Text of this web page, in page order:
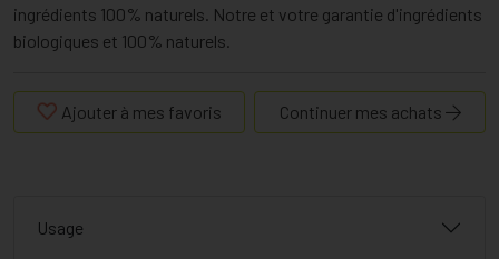
ingrédients 100% naturels. Notre et votre garantie d'ingrédients
biologiques et 100% naturels.
Ajouter à mes favoris Continuer mes achats
Usage